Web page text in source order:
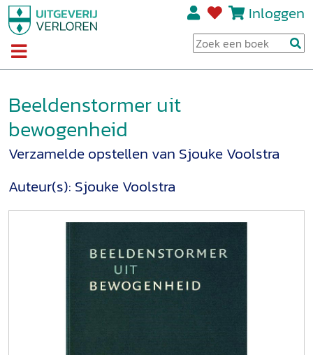
Inloggen
Beeldenstormer uit
bewogenheid
Verzamelde opstellen van Sjouke Voolstra
Auteur(s): Sjouke Voolstra